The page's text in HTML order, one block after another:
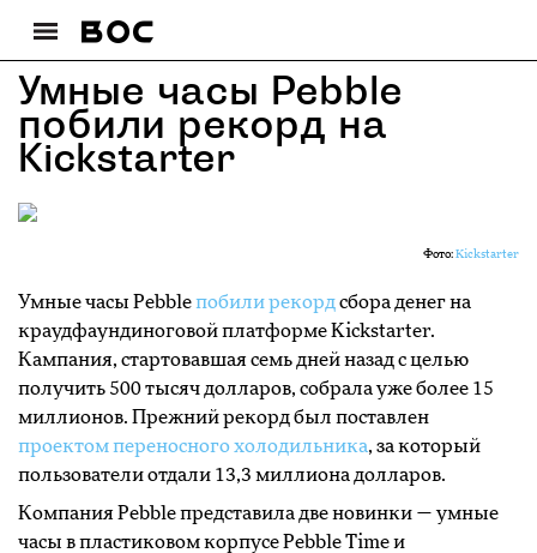
Умные часы Pebble
побили рекорд на
Kickstarter
Фото: Kickstarter
Умные часы Pebbleпобили рекордсбора денег на
краудфаундиноговой платформе Kickstarter.
Кампания, стартовавшая семь дней назад с целью
получить 500 тысяч долларов, собрала уже более 15
миллионов. Прежний рекорд был поставлен
проектом переносного холодильника, за который
пользователи отдали 13,3 миллиона долларов.
Компания Pebble представила две новинки — умные
часы в пластиковом корпусе Pebble Time и